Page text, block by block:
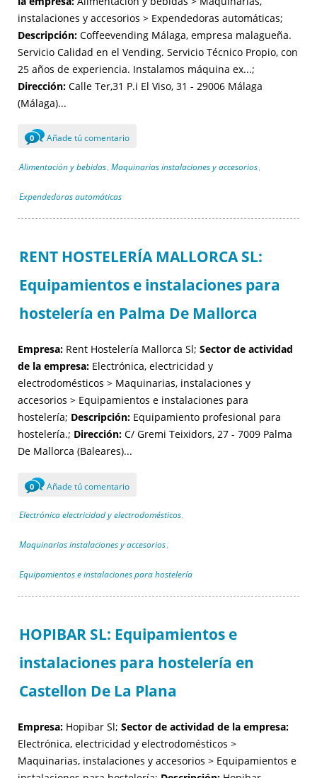
instalaciones y accesorios > Expendedoras automáticas;
Descripción: Coffeevending Málaga, empresa malagueña.
Servicio Calidad en el Vending. Servicio Técnico Propio, con
25 años de experiencia. Instalamos máquina ex...;
Dirección: Calle Ter,31 P.i El Viso, 31 - 29006 Málaga
(Málaga)...
0 Añade tú comentario
Alimentación y bebidas Maquinarias instalaciones y accesorios
Expendedoras automáticas
RENT HOSTELERÍA MALLORCA SL:
Equipamientos e instalaciones para
hostelería en Palma De Mallorca
Empresa: Rent Hostelería Mallorca Sl; Sector de actividad
de la empresa: Electrónica, electricidad y
electrodomésticos > Maquinarias, instalaciones y
accesorios > Equipamientos e instalaciones para
hostelería; Descripción: Equipamiento profesional para
hostelería.; Dirección: C/ Gremi Teixidors, 27 - 7009 Palma
De Mallorca (Baleares)...
0 Añade tú comentario
Electrónica electricidad y electrodomésticos ,
Maquinarias instalaciones y accesorios ,
Equipamientos e instalaciones para hostelería
HOPIBAR SL: Equipamientos e
instalaciones para hostelería en
Castellon De La Plana
Empresa: Hopibar Sl; Sector de actividad de la empresa:
Electrónica, electricidad y electrodomésticos >
Maquinarias, instalaciones y accesorios > Equipamientos e